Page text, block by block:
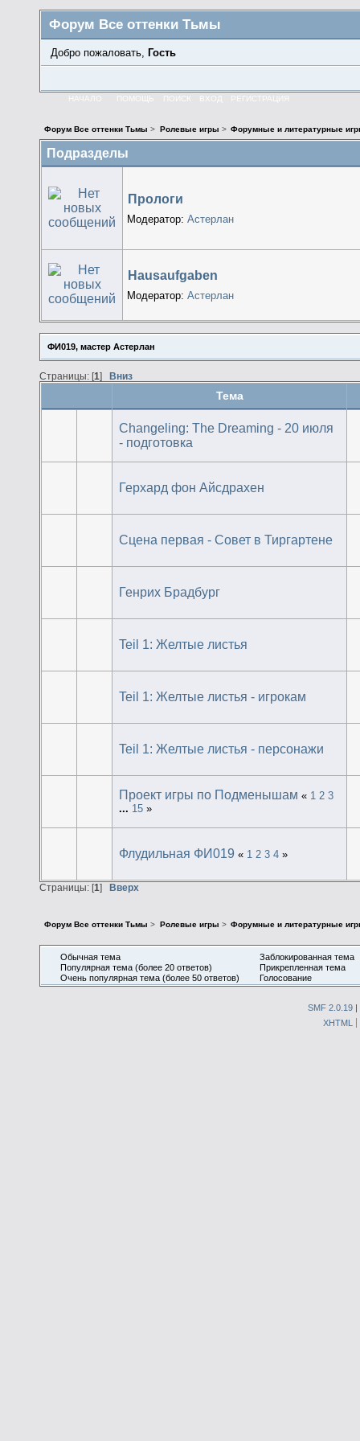
Форум Все оттенки Тьмы
Добро пожаловать, Гость
НАЧАЛО ПОМОЩЬ ПОИСК ВХОД РЕГИСТРАЦИЯ
Форум Все оттенки Тьмы > Ролевые игры > Форумные и литературные
Подразделы
Прологи
Модератор:Астерлан
Hausaufgaben
Модератор:Астерлан
ФИ019, мастер Астерлан
Страницы: [1] Вниз
Тема
Changeling: The Dreaming - 20 июля
- подготовка
Герхард фон Айсдрахен
Сцена первая - Совет в Тиргартене
Генрих Брадбург
Teil 1: Желтые листья
Teil 1: Желтые листья - игрокам
Teil 1: Желтые листья - персонажи
Проект игры по Подменышам « 1 2 3
... 15 »
Флудильная ФИ019 « 1 2 3 4 »
Страницы: [1] Вверх
Форум Все оттенки Тьмы > Ролевые игры > Форумные и литературные
Обычная тема
Популярная тема (более 20 ответов)
Очень популярная тема (более 50 ответов)
Заблокированная тема
Прикрепленная тема
Голосование
SMF 2.0.19 |
XHTML